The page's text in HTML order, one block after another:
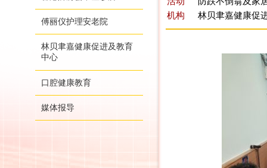
傅丽仪护理安老院
林贝聿嘉健康促进及教育
中心
口腔健康教育
媒体报导
机构
林贝聿嘉健康促